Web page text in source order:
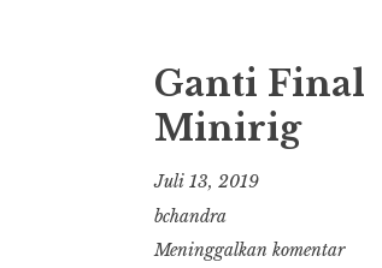
Ganti Final
Minirig
Juli 13, 2019
bchandra
Meninggalkan komentar